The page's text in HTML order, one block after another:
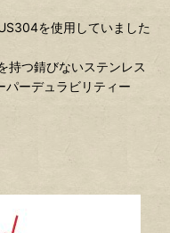
を使用していました
持つ錆びないステンレス
パーデュラビリティー